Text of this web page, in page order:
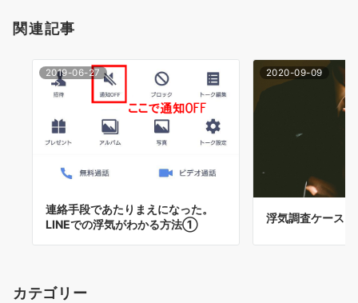
関連記事
2019-06-27
連絡手段であたりまえになった。
LINEでの浮気がわかる方法①
2020-09-09
浮気調査ケース３
カテゴリー